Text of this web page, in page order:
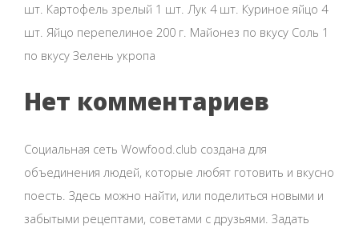
шт. Картофель зрелый 1 шт. Лук 4 шт. Куриное яйцо 4
шт. Яйцо перепелиное 200 г. Майонез по вкусу Соль 1
по вкусу Зелень укропа
Нет комментариев
Социальная сеть Wowfood.club создана для
объединения людей, которые любят готовить и вкусно
поесть. Здесь можно найти, или поделиться новыми и
забытыми рецептами, советами с друзьями. Задать